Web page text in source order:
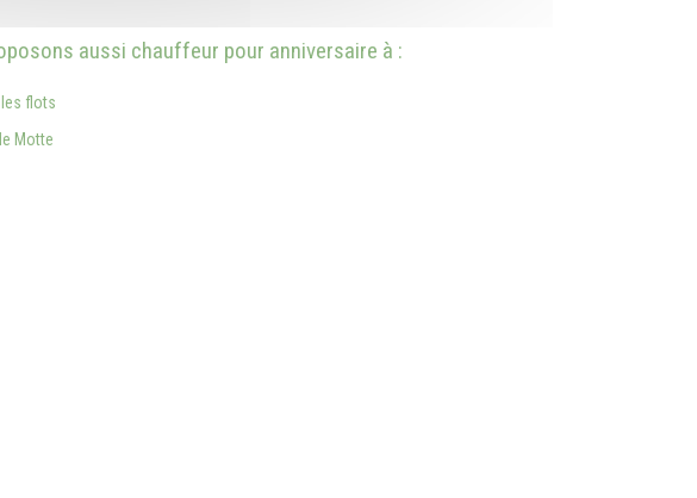
aussi chauffeur pour anniversaire à :
les flots
Motte